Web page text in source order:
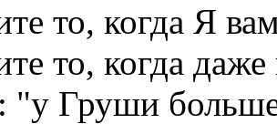
то, когда Я
то, когда
"у Груши